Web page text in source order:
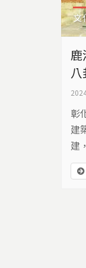
文
鹿
彰
建
建
化
得